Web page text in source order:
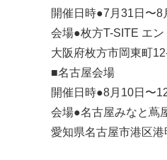
開催日時●7月31日〜
会場●枚方T-SITE エン
大阪府枚方市岡東町
■名古屋会場
開催日時●8月10日〜
会場●名古屋みなと蔦
愛知県名古屋市港区